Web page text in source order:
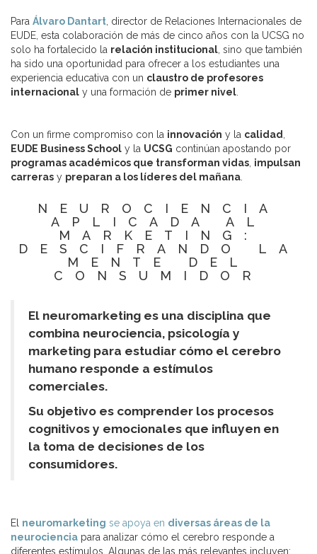
Para Álvaro Dantart , director de Relaciones Internacionales de
EUDE, esta colaboración de más de cinco años con la UCSG no
solo ha fortalecido la relación institucional , sino que también
ha sido una oportunidad para ofrecer a los estudiantes una
experiencia educativa con un claustro de profesores
internacional y una formación de primer nivel
Con un firme compromiso con la innovación y la calidad
EUDE Business School y la UCSG continúan apostando por
programas académicos que transforman vidas impulsan
carreras y preparan a los líderes del mañana
NEUROCIENCIA
APLICADA AL
MARKETING:
DESCIFRANDO LA
MENTE DEL
CONSUMIDOR
El neuromarketing es una disciplina que
combina neurociencia, psicología y
marketing para estudiar cómo el cerebro
humano responde a estímulos
comerciales.
Su objetivo es comprender los procesos
cognitivos y emocionales que influyen en
la toma de decisiones de los
consumidores.
El neuromarketing se apoya en diversas áreas de la
neurociencia para analizar cómo el cerebro responde a
diferentes estímulos. Algunas de las más relevantes incluyen: